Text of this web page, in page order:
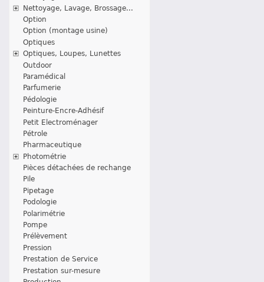
Nettoyage, Lavage, Brossage...
Option
Option (montage usine)
Optiques
Optiques, Loupes, Lunettes
Outdoor
Paramédical
Parfumerie
Pédologie
Peinture-Encre-Adhésif
Petit Electroménager
Pétrole
Pharmaceutique
Photométrie
Pièces détachées de rechange
Pile
Pipetage
Podologie
Polarimétrie
Pompe
Prélèvement
Pression
Prestation de Service
Prestation sur-mesure